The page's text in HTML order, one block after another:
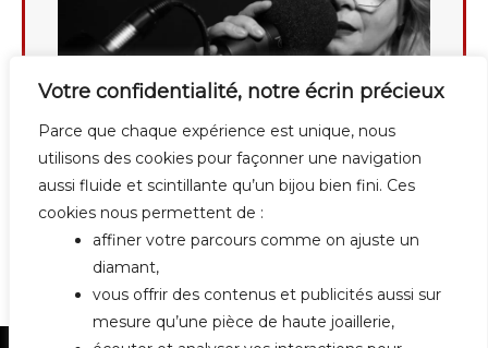
Votre confidentialité, notre écrin précieux
Parce que chaque expérience est unique, nous
utilisons des cookies pour façonner une navigation
aussi fluide et scintillante qu’un bijou bien fini. Ces
cookies nous permettent de :
affiner votre parcours comme on ajuste un
diamant,
vous offrir des contenus et publicités aussi sur
mesure qu’une pièce de haute joaillerie,